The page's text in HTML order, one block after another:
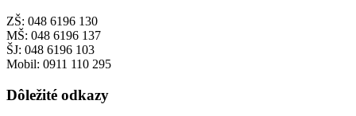
ZŠ: 048 6196 130
MŠ: 048 6196 137
ŠJ: 048 6196 103
Mobil: 0911 110 295
Dôležité odkazy